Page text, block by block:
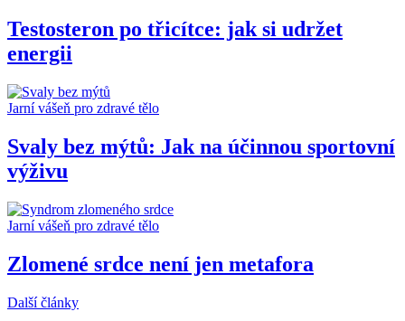
Testosteron po třicítce: jak si udržet
energii
Jarní vášeň pro zdravé tělo
Svaly bez mýtů: Jak na účinnou sportovní
výživu
Jarní vášeň pro zdravé tělo
Zlomené srdce není jen metafora
Další články